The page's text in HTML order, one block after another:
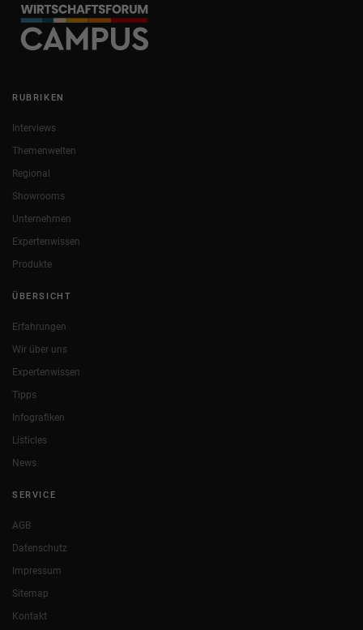
RUBRIKEN
Interviews
Themenwelten
Regional
Showrooms
Unternehmen
Expertenwissen
Produkte
ÜBERSICHT
Erfahrungen
Wir über uns
Expertenwissen
Tipps
Infografiken
Listicles
News
SERVICE
AGB
Datenschutz
Impressum
Sitemap
Kontakt